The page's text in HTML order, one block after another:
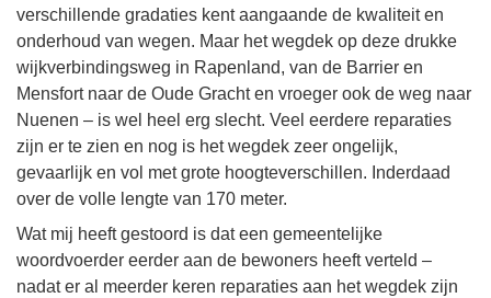
verschillende gradaties kent aangaande de kwaliteit en
onderhoud van wegen. Maar het wegdek op deze drukke
wijkverbindingsweg in Rapenland, van de Barrier en
Mensfort naar de Oude Gracht en vroeger ook de weg naar
Nuenen – is wel heel erg slecht. Veel eerdere reparaties
zijn er te zien en nog is het wegdek zeer ongelijk,
gevaarlijk en vol met grote hoogteverschillen. Inderdaad
over de volle lengte van 170 meter.
Wat mij heeft gestoord is dat een gemeentelijke
woordvoerder eerder aan de bewoners heeft verteld –
nadat er al meerder keren reparaties aan het wegdek zijn